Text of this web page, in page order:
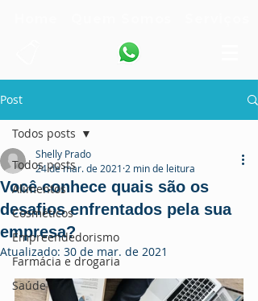
Post
Todos posts
Alimentos
Cosméticos
Empreendedorismo
Farmácia e drogaria
Saúde
Todos posts
Você conhece quais são os
desafios enfrentados pela sua
empresa?
Shelly Prado
24 de mar. de 2021 2 min de leitura
Atualizado: 30 de mar. de 2021